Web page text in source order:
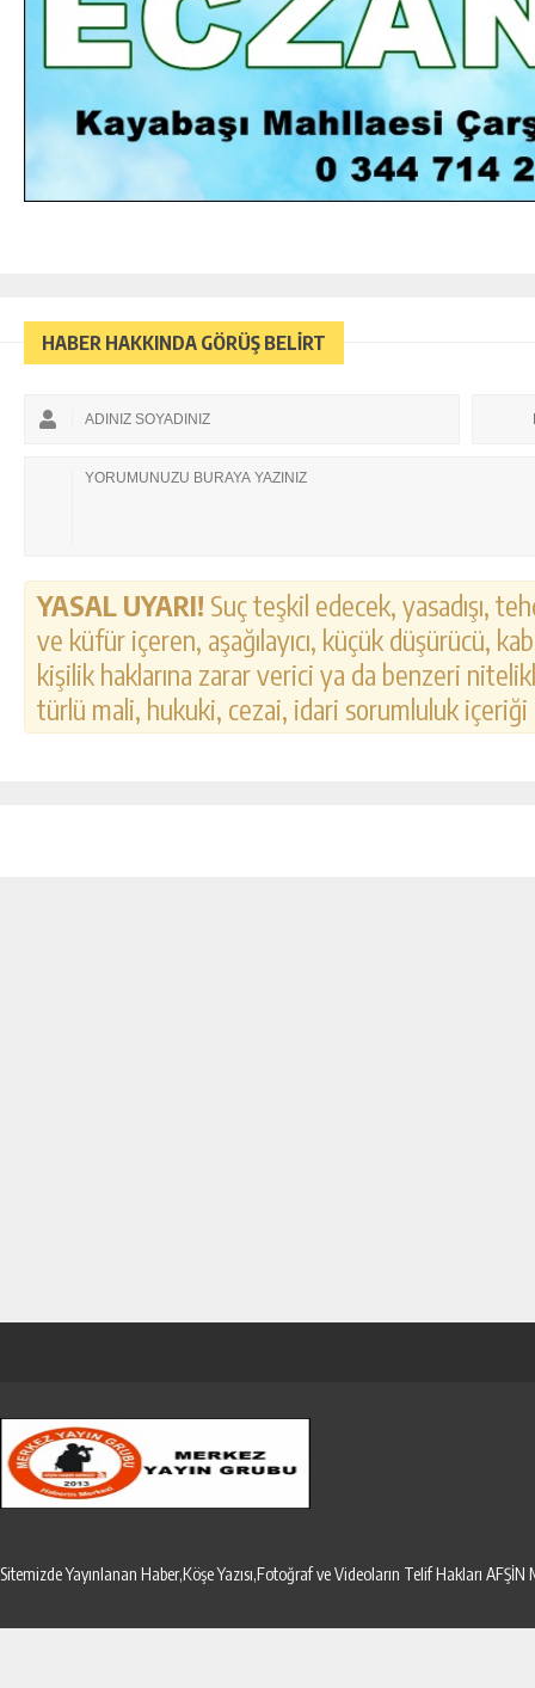
HABER HAKKINDA GÖRÜŞ BELİRT
YASAL UYARI! Suç teşkil edecek, yasadışı,
ve küfür içeren, aşağılayıcı, küçük düşürücü,
kişilik haklarına zarar verici ya da benzeri
türlü mali, hukuki, cezai, idari sorumluluk
Sitemizde Yayınlanan Haber,Köşe Yazısı,Fotoğraf ve Videoların Telif Hakları